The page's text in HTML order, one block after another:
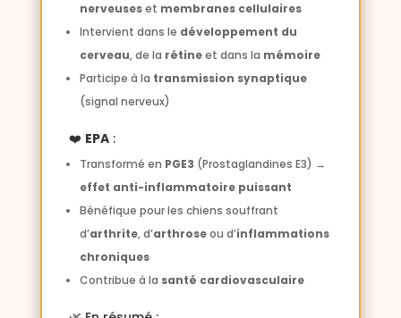
nerveuseset membranes cellulaires
Intervient dans le développement du
cerveau, de la rétineet dans la mémoire
Participe à la transmission synaptique
(signal nerveux)
❤️ EPA:
Transformé en PGE3 (Prostaglandines E3) →
effet anti-inflammatoire puissant
Bénéfique pour les chiens souffrant
d’arthrite, d’arthroseou d’inflammations
chroniques
Contribue à la santé cardiovasculaire